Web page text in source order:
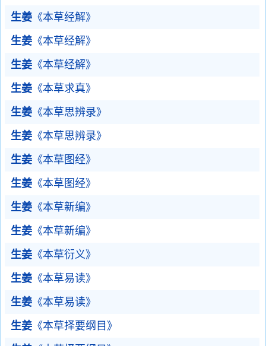
生姜 《本草经解》
生姜 《本草经解》
生姜 《本草经解》
生姜 《本草求真》
生姜 《本草思辨录》
生姜 《本草思辨录》
生姜 《本草图经》
生姜 《本草图经》
生姜 《本草新编》
生姜 《本草新编》
生姜 《本草衍义》
生姜 《本草易读》
生姜 《本草易读》
生姜 《本草择要纲目》